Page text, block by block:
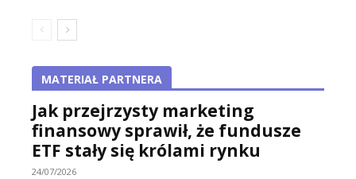
MATERIAŁ PARTNERA
Jak przejrzysty marketing
finansowy sprawił, że fundusze
ETF stały się królami rynku
24/07/2026